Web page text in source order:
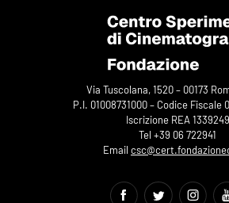
Via Tuscolana, 1520 – 00173
P.I. 01008731000 – Codice Fiscale
Iscrizione REA 1339249
Tel +39 06 722941
Email